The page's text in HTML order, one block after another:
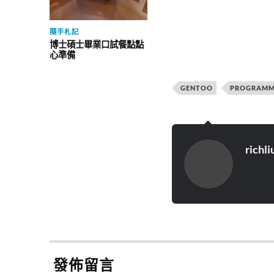
隨手札記
博士碩士畢業口試餐點點
心準備
GENTOO
發佈留言